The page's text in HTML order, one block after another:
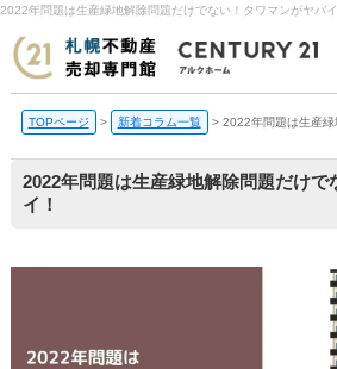
TOPページ > 新着コラム一覧 > 2022年問題は生産
2022年問題は生産緑地解除問題だけで
イ！